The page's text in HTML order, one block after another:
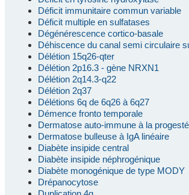
Déficit immunitaire commun variable
Déficit multiple en sulfatases
Dégénérescence cortico-basale
Déhiscence du canal semi circulaire
Délétion 15q26-qter
Délétion 2p16.3 - gène NRXN1
Délétion 2q14.3-q22
Délétion 2q37
Délétions 6q de 6q26 à 6q27
Démence fronto temporale
Dermatose auto-immune à la
Dermatose bulleuse à IgA linéaire
Diabète insipide central
Diabète insipide néphrogénique
Diabète monogénique de type MODY
Drépanocytose